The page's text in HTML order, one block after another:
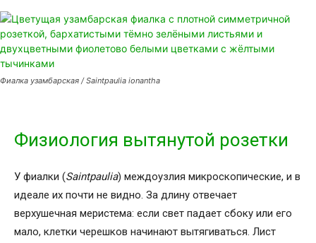
Фиалка узамбарская / Saintpaulia ionantha
Физиология вытянутой розетки
У фиалки (Saintpaulia) междоузлия микроскопические, и в
идеале их почти не видно. За длину отвечает
верхушечная меристема: если свет падает сбоку или его
мало, клетки черешков начинают вытягиваться. Лист